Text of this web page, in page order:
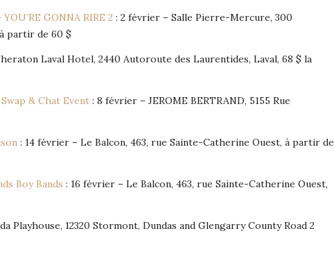
GONNA RIRE 2 : 2 février – Salle Pierre-Mercure, 300
partir de 60 $
Laval Hotel, 2440 Autoroute des Laurentides, Laval, 68 $ la
& Chat Event : 8 février – JEROME BERTRAND, 5155 Rue
: 14 février – Le Balcon, 463, rue Sainte-Catherine Ouest, à partir de
Boy Bands : 16 février – Le Balcon, 463, rue Sainte-Catherine Ouest,
Playhouse, 12320 Stormont, Dundas and Glengarry County Road 2